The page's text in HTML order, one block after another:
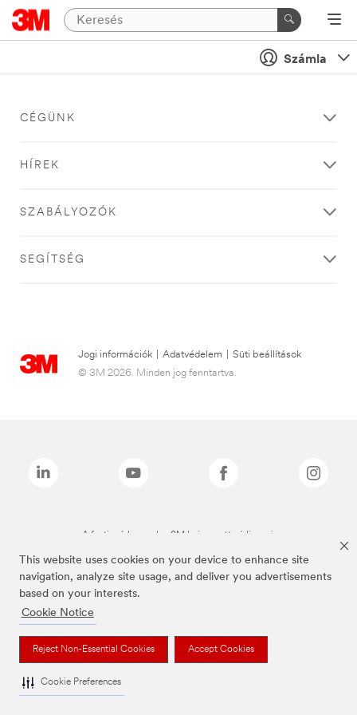
This website uses cookies on your device to enhance site
navigation, analyze site usage, and deliver you advertisements
based on your interests.
Cookie Notice
Reject Non-Essential Cookies Accept Cookies
Cookie Preferences
Számla
CÉGÜNK
HÍREK
SZABÁLYOZÓK
SEGÍTSÉG
Jogi információk Adatvédelem
Süti beállítások
© 3M 2026. Minden jog fenntartva.
A fenti márkanevek a 3M bejegyzett védjegyei.